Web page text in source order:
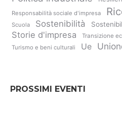
Responsabilità sociale d'impresa
Scuola Sostenibilità
Storie d'impresa
Transizione
Turismo e beni culturali
Ue
PROSSIMI EVENTI